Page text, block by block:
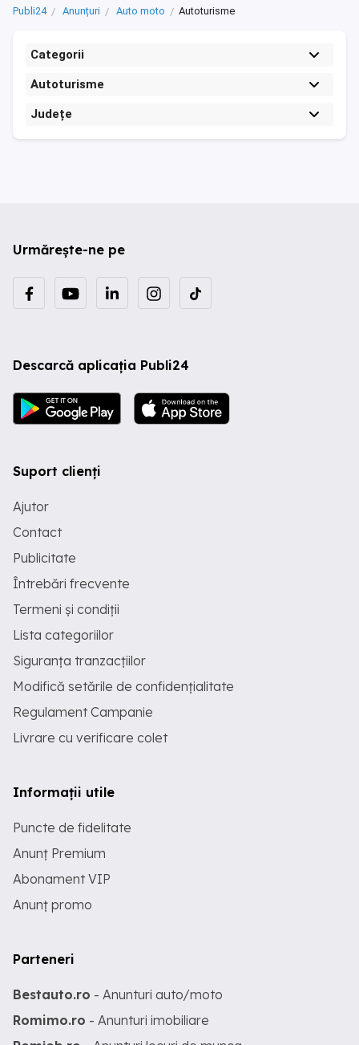
Publi24 Anunțuri Auto moto Autoturisme
Categorii
Autoturisme
Județe
Urmărește-ne pe
Descarcă aplicația Publi24
Suport clienți
Ajutor
Contact
Publicitate
Întrebări frecvente
Termeni și condiții
Lista categoriilor
Siguranța tranzacțiilor
Modifică setările de confidențialitate
Regulament Campanie
Livrare cu verificare colet
Informații utile
Puncte de fidelitate
Anunț Premium
Abonament VIP
Anunț promo
Parteneri
Bestauto.ro - Anunturi auto/moto
Romimo.ro - Anunturi imobiliare